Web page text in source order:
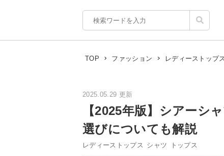
TOP ファッション レディーストップス
2025.05.29 更新
【2025年版】シアーシ
選びについても解説
レディーストップス シャツ トップス